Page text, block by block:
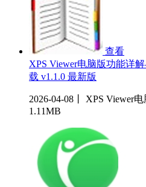
查看
XPS Viewer电脑版功能详
载 v1.1.0 最新版
2026-04-08丨 XPS Viewer
1.11MB